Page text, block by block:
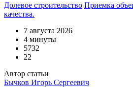
Долевое строительство Приемка
качества.
7 августа 2026
4 минуты
5732
22
Автор статьи
Бычков Игорь Сергеевич